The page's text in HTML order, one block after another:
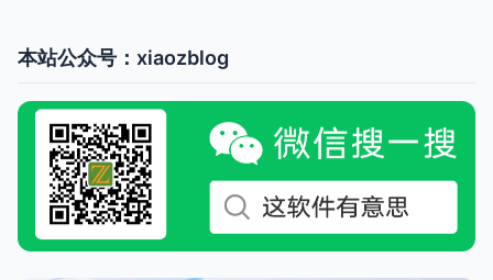
本站公众号：xiaozblog